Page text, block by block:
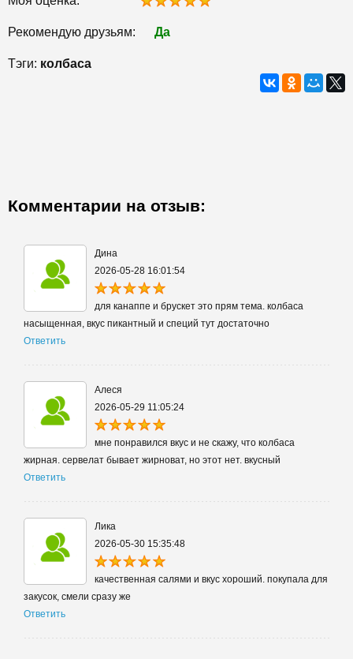
Рекомендую друзьям: Да
Тэги: колбаса
Комментарии на отзыв:
Дина
2026-05-28 16:01:54
для канаппе и брускет это прям тема. колбаса
насыщенная, вкус пикантный и специй тут достаточно
Ответить
Алеся
2026-05-29 11:05:24
мне понравился вкус и не скажу, что колбаса
жирная. сервелат бывает жирноват, но этот нет. вкусный
Ответить
Лика
2026-05-30 15:35:48
качественная салями и вкус хороший. покупала для
закусок, смели сразу же
Ответить